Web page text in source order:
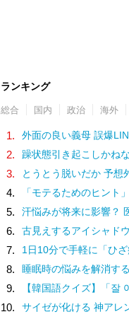
ランキング
総合 国内 政治 海外
1. 外面の良い義母 誤爆
2. 躁状態引き起こしかね
3. とうとう脱いだか 予想
4. 「モテるためのヒント
5. 汗悩みが将来に影響？
6. 古見えするアイシャド
7. 1日10分で手軽に「ひざ
8. 睡眠時の悩みを解消す
9. 【韓国語クイズ】「잘 어울려요（チャル オウ
10. サイゼが化ける 神アレ